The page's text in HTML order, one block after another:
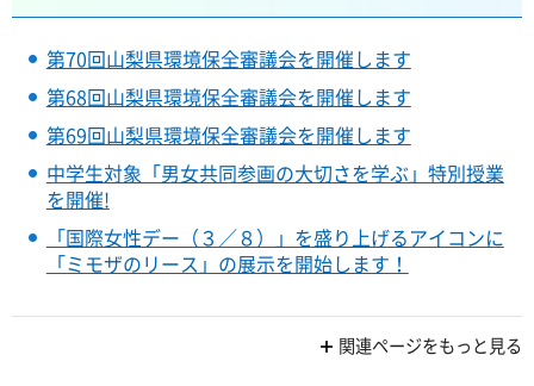
第70回山梨県環境保全審議会を開催します
第68回山梨県環境保全審議会を開催します
第69回山梨県環境保全審議会を開催します
中学生対象「男女共同参画の大切さを学ぶ」特別授業
を開催!
「国際女性デー（３／８）」を盛り上げるアイコンに
「ミモザのリース」の展示を開始します！
関連ページをもっと見る